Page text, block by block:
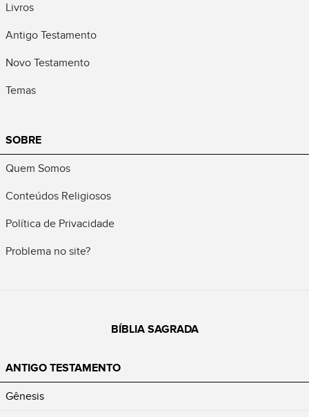
Livros
Antigo Testamento
Novo Testamento
Temas
SOBRE
Quem Somos
Conteúdos Religiosos
Política de Privacidade
Problema no site?
BÍBLIA SAGRADA
ANTIGO TESTAMENTO
Gênesis